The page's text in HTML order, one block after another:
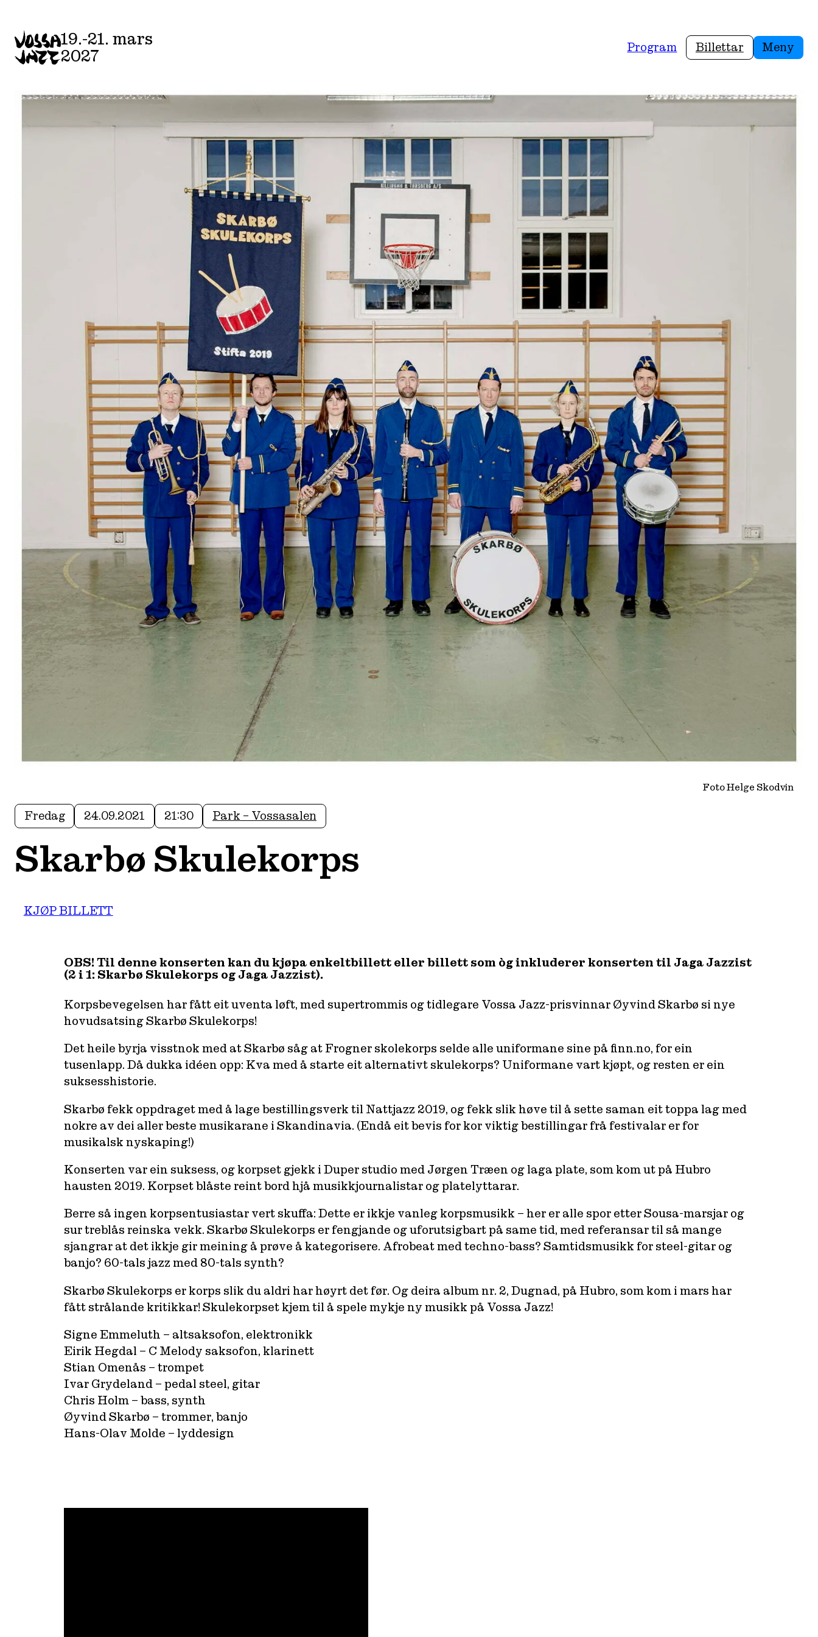
19.-21. mars
2027
Program Billettar Meny
Foto Helge Skodvin
Fredag 24.09.2021 21:30 Park – Vossasalen
Skarbø Skulekorps
KJØP BILLETT
OBS! Til denne konserten kan du kjøpa enkeltbillett eller billett som òg inkluderer konserten til Jaga Jazzist
(2 i 1: Skarbø Skulekorps og Jaga Jazzist).
Korpsbevegelsen har fått eit uventa løft, med supertrommis og tidlegare Vossa Jazz-prisvinnar Øyvind Skarbø si nye
hovudsatsing Skarbø Skulekorps!
Det heile byrja visstnok med at Skarbø såg at Frogner skolekorps selde alle uniformane sine på finn.no, for ein
tusenlapp. Då dukka idéen opp: Kva med å starte eit alternativt skulekorps? Uniformane vart kjøpt, og resten er ein
suksesshistorie.
Skarbø fekk oppdraget med å lage bestillingsverk til Nattjazz 2019, og fekk slik høve til å sette saman eit toppa lag med
nokre av dei aller beste musikarane i Skandinavia. (Endå eit bevis for kor viktig bestillingar frå festivalar er for
musikalsk nyskaping!)
Konserten var ein suksess, og korpset gjekk i Duper studio med Jørgen Træen og laga plate, som kom ut på Hubro
hausten 2019. Korpset blåste reint bord hjå musikkjournalistar og platelyttarar.
Berre så ingen korpsentusiastar vert skuffa: Dette er ikkje vanleg korpsmusikk – her er alle spor etter Sousa-marsjar og
sur treblås reinska vekk. Skarbø Skulekorps er fengjande og uforutsigbart på same tid, med referansar til så mange
sjangrar at det ikkje gir meining å prøve å kategorisere. Afrobeat med techno-bass? Samtidsmusikk for steel-gitar og
banjo? 60-tals jazz med 80-tals synth?
Skarbø Skulekorps er korps slik du aldri har høyrt det før. Og deira album nr. 2, Dugnad, på Hubro, som kom i mars har
fått strålande kritikkar! Skulekorpset kjem til å spele mykje ny musikk på Vossa Jazz!
Signe Emmeluth – altsaksofon, elektronikk
Eirik Hegdal – C Melody saksofon, klarinett
Stian Omenås – trompet
Ivar Grydeland – pedal steel, gitar
Chris Holm – bass, synth
Øyvind Skarbø – trommer, banjo
Hans-Olav Molde – lyddesign